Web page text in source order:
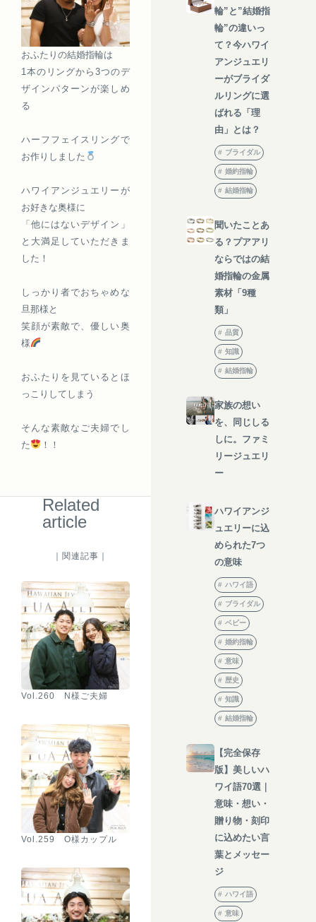
おふたりの結婚指輪は
1本のリングから3つのデ
ザインパターンが楽しめ
る
ハーフフェイスリングで
お作りしました
ハワイアンジュエリーが
お好きな奥様に
「他にはないデザイン」
と大満足していただきま
した！
しっかり者でおちゃめな
旦那様と
笑顔が素敵で、優しい奥
様
おふたりを見ているとほ
っこりしてしまう
そんな素敵なご夫婦でし
た
！！
Related
article
｜関連記事｜
Vol.260 N様ご夫婦
Vol.259 O様カップル
輪”と”結婚指
輪”の違いっ
て？今ハワイ
アンジュエリ
ーがブライダ
ルリングに選
ばれる「理
由」とは？
ブライダル
婚約指輪
結婚指輪
聞いたことあ
る？プアアリ
ならではの結
婚指輪の金属
素材「9種
類」
品質
知識
結婚指輪
家族の想い
を、同じしる
しに。ファミ
リージュエリ
ー
ハワイアンジ
ュエリーに込
められた7つ
の意味
ハワイ語
ブライダル
ベビー
婚約指輪
意味
歴史
知識
結婚指輪
【完全保存
版】美しいハ
ワイ語70選｜
意味・想い・
贈り物・刻印
に込めたい言
葉とメッセー
ジ
ハワイ語
意味